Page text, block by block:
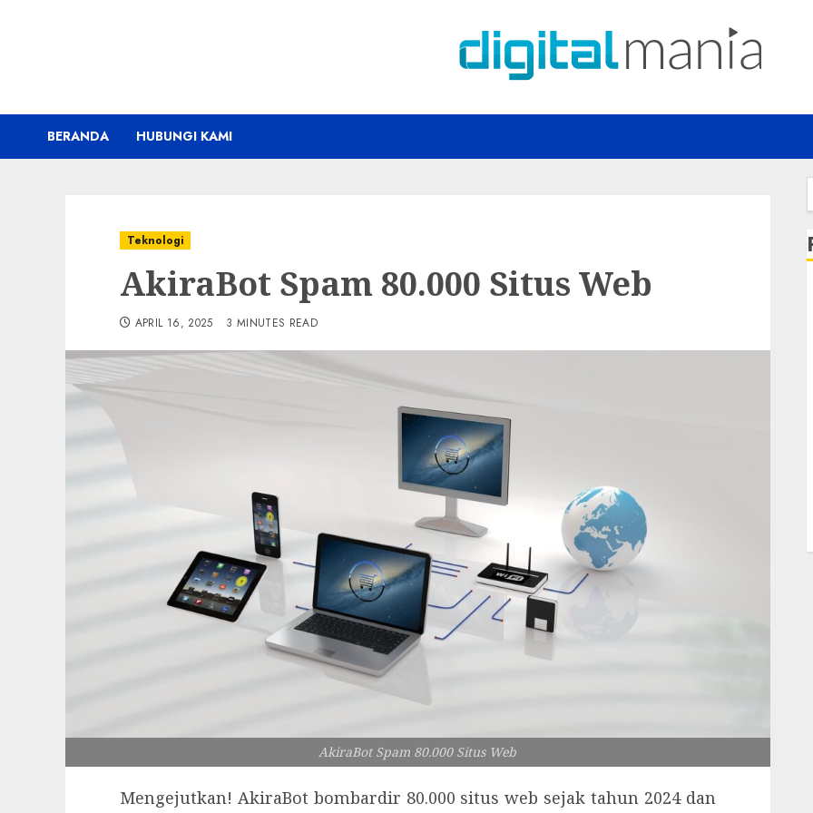
BERANDA HUBUNGI KAMI
Teknologi
AkiraBot Spam 80.000 Situs Web
APRIL 16, 2025 3 MINUTES READ
AkiraBot Spam 80.000 Situs Web
Mengejutkan! AkiraBot bombardir 80.000 situs web sejak tahun 2024 dan